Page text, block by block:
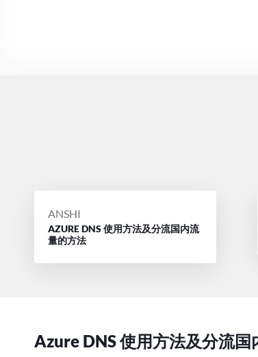
POSTED
BY
ANSHI
AZURE DNS 使用方法及分流国内流
量的方法
Azure DNS 使用方法及分流国